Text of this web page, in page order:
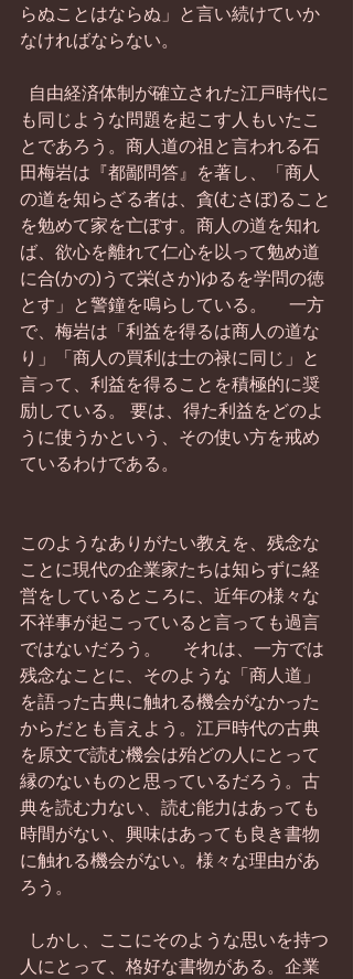
らぬことはならぬ」と言い続けていか
なければならない。
も同じような問題を起こす人もいたこ
とであろう。商人道の祖と言われる石
田梅岩は『都鄙問答』を著し、「商人
の道を知らざる者は、貪(むさぼ)ること
を勉めて家を亡ぼす。商人の道を知れ
ば、欲心を離れて仁心を以って勉め道
に合(かの)うて栄(さか)ゆるを学問の徳
とす」と警鐘を鳴らしている。 　一方
で、梅岩は「利益を得るは商人の道な
り」「商人の買利は士の禄に同じ」と
言って、利益を得ることを積極的に奨
励している。 要は、得た利益をどのよ
うに使うかという、その使い方を戒め
ているわけである。
このようなありがたい教えを、残念な
ことに現代の企業家たちは知らずに経
営をしているところに、近年の様々な
不祥事が起こっていると言っても過言
ではないだろう。 　それは、一方では
残念なことに、そのような「商人道」
を語った古典に触れる機会がなかった
からだとも言えよう。江戸時代の古典
を原文で読む機会は殆どの人にとって
縁のないものと思っているだろう。古
典を読む力ない、読む能力はあっても
時間がない、興味はあっても良き書物
に触れる機会がない。様々な理由があ
ろう。
人にとって、格好な書物がある。企業